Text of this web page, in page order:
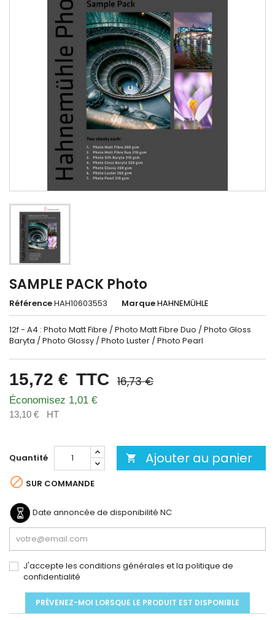
SAMPLE PACK Photo
RéférenceHAH10603553 MarqueHAHNEMÜHLE
12f - A4 : Photo Matt Fibre / Photo Matt Fibre Duo / Photo Gloss
Baryta / Photo Glossy / Photo Luster / Photo Pearl
15,72 € TTC 16,73 €
Économisez 1,01 €
13,10 € HT
Quantité  Ajouter au panier
 SUR COMMANDE
Date annoncée de disponibilité NC
J'accepte les conditions générales et la politique de
confidentialité
PRÉVENEZ-MOI LORSQUE LE PRODUIT EST DISPONIBLE